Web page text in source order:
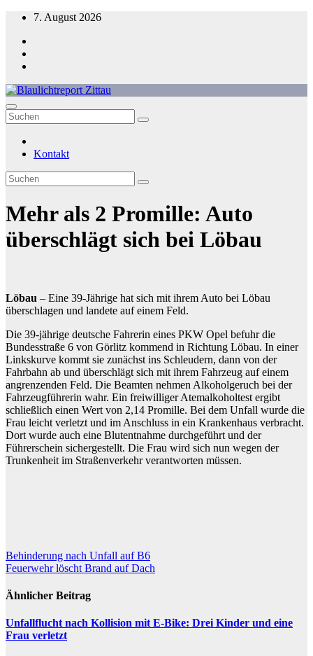
Zum
springen
7. August 2026
Blaulichtreport Zittau
Kontakt
Mehr als 2 Promille: Auto
überschlägt sich bei Löbau
Löbau – Eine 39-Jährige hat sich mit ihrem Auto bei Löbau
überschlagen und landete auf einem Feld.
Die 39-jährige deutsche Fahrerin eines PKW Opel befuhr die
Bundesstraße 6 von Görlitz kommend in Richtung Löbau. In einer
Linkskurve kommt sie zunächst ins Schleudern, dann von der
Fahrbahn ab und überschlägt sich mit ihrem Fahrzeug auf einem
angrenzenden Feld. Die Beamten nehmen Alkoholgeruch bei der
Fahrzeugführerin wahr. Ein freiwilliger Atemalkoholtest ergibt
schließlich einen Wert von 2,14 Promille. Bei dem Unfall wurde die
Frau leicht verletzt und im Anschluss in ein Krankenhaus verbracht.
Dort wurde auch eine Blutentnahme durchgeführt und der
Führerschein sichergestellt. Die Frau wird sich nun wegen der
Trunkenheit im Straßenverkehr verantworten müssen.
Beitragsnavigation
Behinderung nach Unfall auf B6
Feuerwehr löscht Brand auf Dach
Ähnlicher Beitrag
Unfallflucht nach Kollision mit E-Bike: Drei Kinder und eine
Frau verletzt